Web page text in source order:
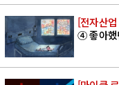
[전자산
④ 좋아했